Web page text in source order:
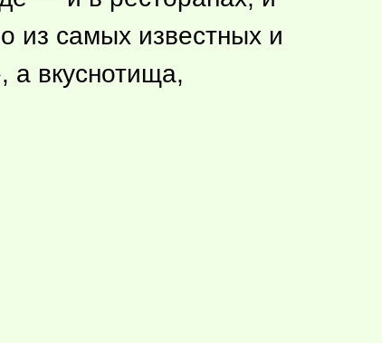
из самых известных и
а вкуснотища,